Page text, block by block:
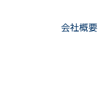
会社概要